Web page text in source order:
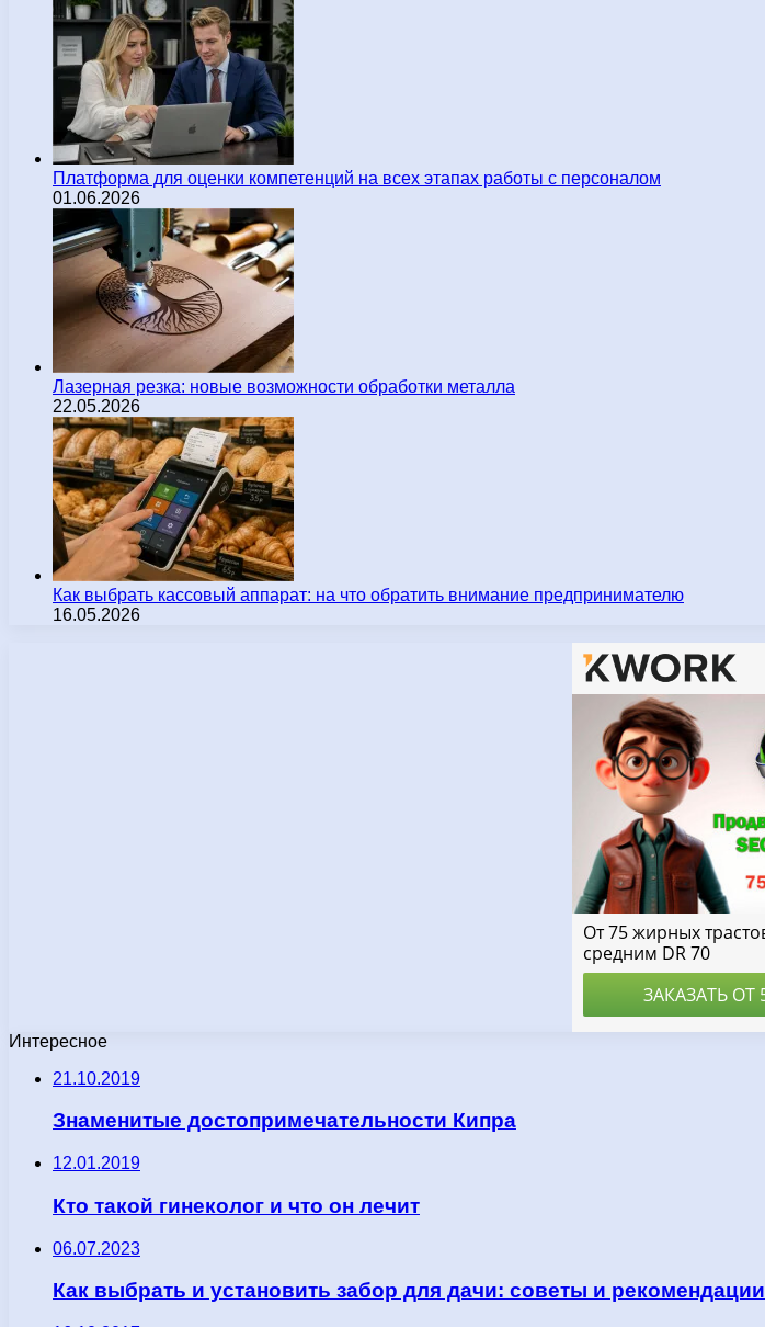
Платформа для оценки компетенций на всех этапах работы с персоналом
01.06.2026
Лазерная резка: новые возможности обработки металла
22.05.2026
Как выбрать кассовый аппарат: на что обратить внимание предпринимателю
16.05.2026
Интересное
21.10.2019
Знаменитые достопримечательности Кипра
12.01.2019
Кто такой гинеколог и что он лечит
06.07.2023
Как выбрать и установить забор для дачи: советы и рекомендации